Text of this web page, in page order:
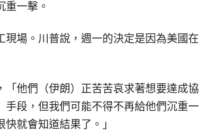
重一擊。
場。川普說，週一的決定是因為美國在
他們（伊朗）正苦苦哀求著想要達成協
段，但我們可能不得不再給他們沉重一
就會知道結果了。」